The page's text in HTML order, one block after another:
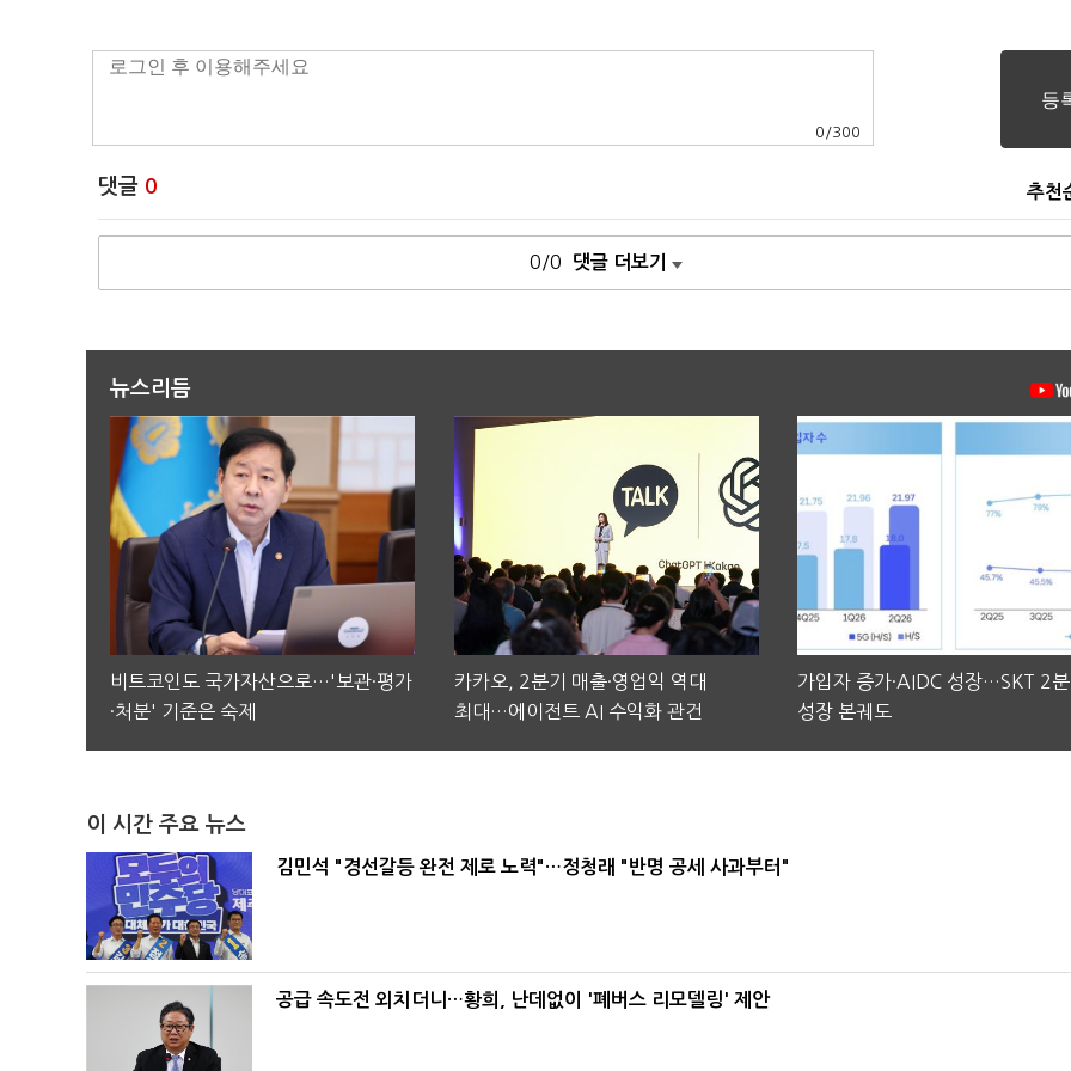
0 /300
댓글 0 추천
0/0 댓글 더보기
뉴스리듬
비트코인도 국가자산으로…'보관·평가
·처분' 기준은 숙제
카카오, 2분기 매출·영업익 역대
최대…에이전트 AI 수익화 관건
가입자 증가·AIDC 성장…SKT 2
성장 본궤도
이 시간 주요 뉴스
김민석 "경선갈등 완전 제로 노력"…정청래 "반명 공세 사과부터"
공급 속도전 외치더니…황희, 난데없이 '폐버스 리모델링' 제안